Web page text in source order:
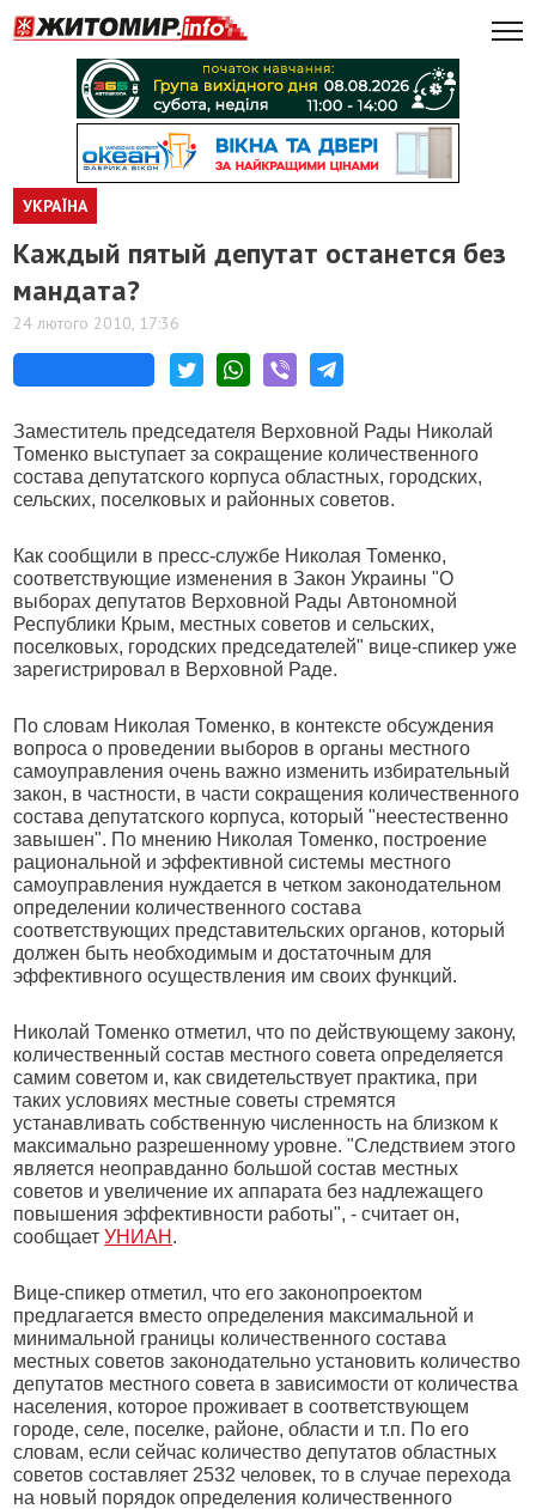
УКРАЇНА
Каждый пятый депутат останется без
мандата?
24 лютого 2010, 17:36
Заместитель председателя Верховной Рады Николай
Томенко выступает за сокращение количественного
состава депутатского корпуса областных, городских,
сельских, поселковых и районных советов.
Как сообщили в пресс-службе Николая Томенко,
соответствующие изменения в Закон Украины "О
выборах депутатов Верховной Рады Автономной
Республики Крым, местных советов и сельских,
поселковых, городских председателей" вице-спикер уже
зарегистрировал в Верховной Раде.
По словам Николая Томенко, в контексте обсуждения
вопроса о проведении выборов в органы местного
самоуправления очень важно изменить избирательный
закон, в частности, в части сокращения количественного
состава депутатского корпуса, который "неестественно
завышен". По мнению Николая Томенко, построение
рациональной и эффективной системы местного
самоуправления нуждается в четком законодательном
определении количественного состава
соответствующих представительских органов, который
должен быть необходимым и достаточным для
эффективного осуществления им своих функций.
Николай Томенко отметил, что по действующему закону,
количественный состав местного совета определяется
самим советом и, как свидетельствует практика, при
таких условиях местные советы стремятся
устанавливать собственную численность на близком к
максимально разрешенному уровне. "Следствием этого
является неоправданно большой состав местных
советов и увеличение их аппарата без надлежащего
повышения эффективности работы", - считает он,
сообщаетУНИАН .
Вице-спикер отметил, что его законопроектом
предлагается вместо определения максимальной и
минимальной границы количественного состава
местных советов законодательно установить количество
депутатов местного совета в зависимости от количества
населения, которое проживает в соответствующем
городе, селе, поселке, районе, области и т.п. По его
словам, если сейчас количество депутатов областных
советов составляет 2532 человек, то в случае перехода
на новый порядок определения количественного